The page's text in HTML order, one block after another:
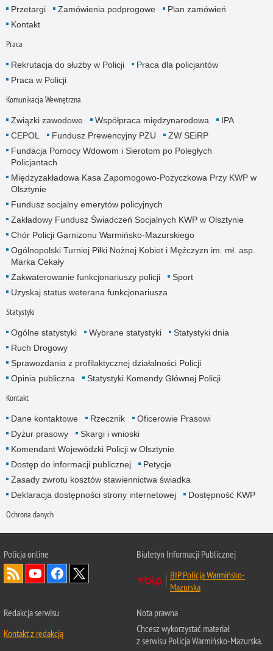
Przetargi Zamówienia podprogowe
Plan zamówień
Kontakt
Praca
Rekrutacja do służby w Policji
Praca dla policjantów
Praca w Policji
Komunikacja Wewnętrzna
Związki zawodowe Współpraca międzynarodowa
IPA
CEPOL
Fundusz Prewencyjny PZU
ZW SEiRP
Fundacja Pomocy Wdowom i Sierotom po Poległych
Policjantach
Międzyzakładowa Kasa Zapomogowo-Pożyczkowa Przy KWP w
Olsztynie
Fundusz socjalny emerytów policyjnych
Zakładowy Fundusz Świadczeń Socjalnych KWP w Olsztynie
Chór Policji Garnizonu Warmińsko-Mazurskiego
Ogólnopolski Turniej Piłki Nożnej Kobiet i Mężczyzn im. mł. asp.
Marka Cekały
Zakwaterowanie funkcjonariuszy policji
Sport
Uzyskaj status weterana funkcjonariusza
Statystyki
Ogólne statystyki Wybrane statystyki
Statystyki dnia
Ruch Drogowy
Sprawozdania z profilaktycznej działalności Policji
Opinia publiczna
Statystyki Komendy Głównej Policji
Kontakt
Dane kontaktowe Rzecznik
Oficerowie Prasowi
Dyżur prasowy
Skargi i wnioski
Komendant Wojewódzki Policji w Olsztynie
Dostęp do informacji publicznej
Petycje
Zasady zwrotu kosztów stawiennictwa świadka
Deklaracja dostępności strony internetowej
Dostępność KWP
Ochrona danych
Policja online
Biuletyn Informacji Publicznej
BIP Policja Warmińsko-
Mazurska
Redakcja serwisu
Kontakt z redakcją
Nota prawna
Chcesz wykorzystać materiał
z serwisu Policja Warmińsko-Mazurska.